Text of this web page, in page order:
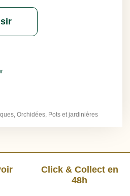
Orchidées Pots et jardinières
Click & Collect en
48h